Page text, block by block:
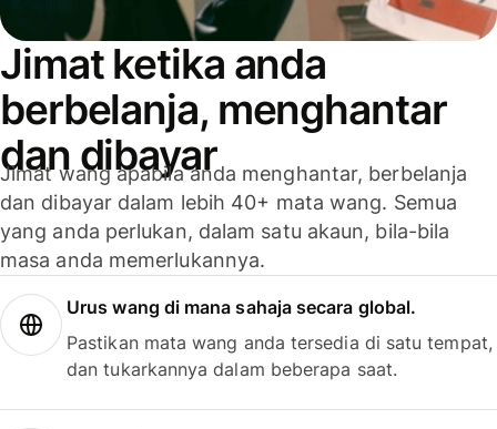
Jimat ketika anda
berbelanja, menghantar
dan dibayar
Jimat wang apabila anda menghantar, berbelanja
dan dibayar dalam lebih 40+ mata wang. Semua
yang anda perlukan, dalam satu akaun, bila-bila
masa anda memerlukannya.
Urus wang di mana sahaja secara global.
Pastikan mata wang anda tersedia di satu tempat,
dan tukarkannya dalam beberapa saat.